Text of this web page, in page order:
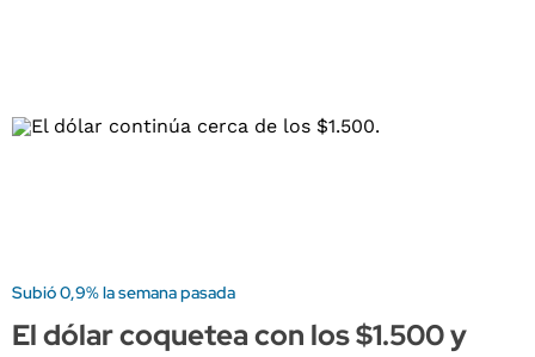
Subió 0,9% la semana pasada
El dólar coquetea con los $1.500 y